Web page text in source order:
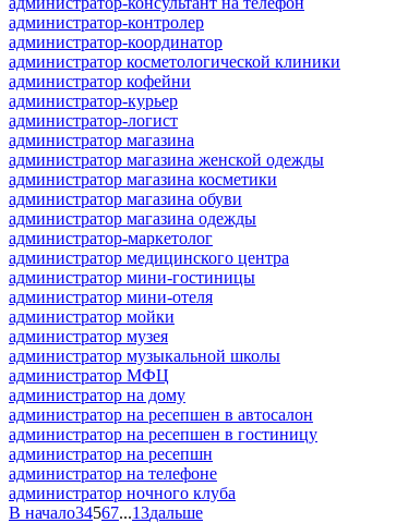
администратор-контролер
администратор-координатор
администратор косметологической клиники
администратор кофейни
администратор-курьер
администратор-логист
администратор магазина
администратор магазина женской одежды
администратор магазина косметики
администратор магазина обуви
администратор магазина одежды
администратор-маркетолог
администратор медицинского центра
администратор мини-гостиницы
администратор мини-отеля
администратор мойки
администратор музея
администратор музыкальной школы
администратор МФЦ
администратор на дому
администратор на ресепшен в автосалон
администратор на ресепшен в гостиницу
администратор на ресепшн
администратор на телефоне
администратор ночного клуба
В начало34567...13дальше